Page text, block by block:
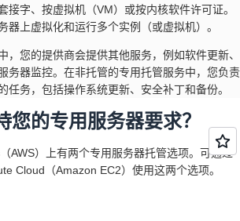
接字、按虚拟机（VM）或按内核软件许可证。
器上虚拟化和运行多个实例（或虚拟机）。
，您的提供商会提供其他服务，例如软件更新、
务器监控。在非托管的专用托管服务中，您负责
任务，包括操作系统更新、安全补丁和备份。
您的专用服务器要求？
AWS）上有两个专用服务器托管选项。可通过
Cloud（Amazon EC2）使用这两个选项。